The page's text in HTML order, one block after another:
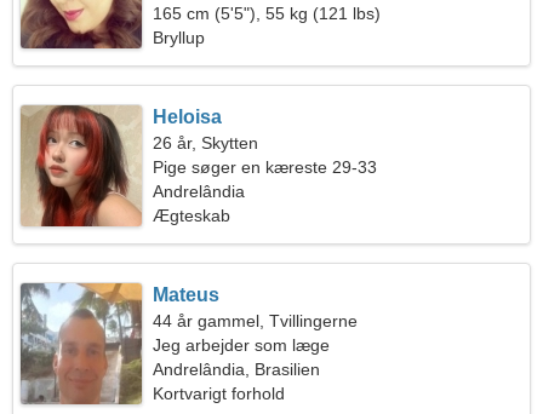
165 cm (5'5"), 55 kg (121 lbs)
Bryllup
Heloisa
26 år, Skytten
Pige søger en kæreste 29-33
Andrelândia
Ægteskab
Mateus
44 år gammel, Tvillingerne
Jeg arbejder som læge
Andrelândia, Brasilien
Kortvarigt forhold